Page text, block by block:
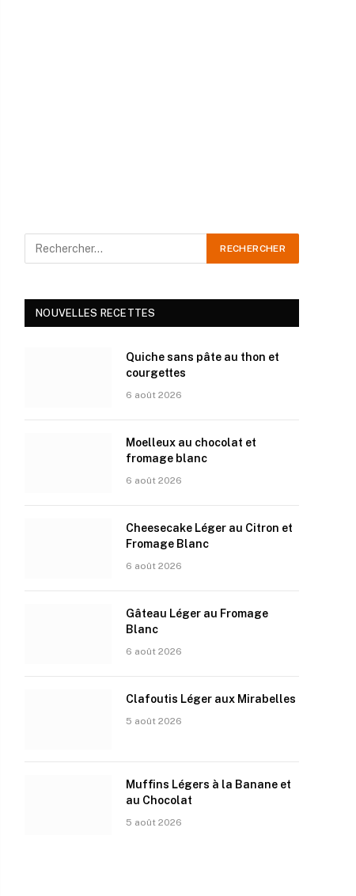
NOUVELLES RECETTES
Quiche sans pâte au thon et
courgettes
6 août 2026
Moelleux au chocolat et
fromage blanc
6 août 2026
Cheesecake Léger au Citron et
Fromage Blanc
6 août 2026
Gâteau Léger au Fromage
Blanc
6 août 2026
Clafoutis Léger aux Mirabelles
5 août 2026
Muffins Légers à la Banane et
au Chocolat
5 août 2026